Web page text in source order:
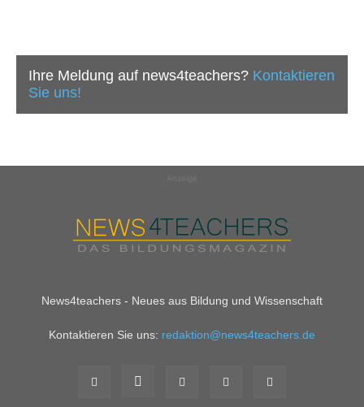
Ihre Meldung auf news4teachers? Kontaktieren
Sie uns!
News4teachers - Neues aus Bildung und Wissenschaft
Kontaktieren Sie uns: redaktion@news4teachers.de